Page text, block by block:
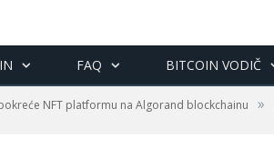
FAQ BITCOIN VODIČ
NFT platformu na Algorand blockchainu »